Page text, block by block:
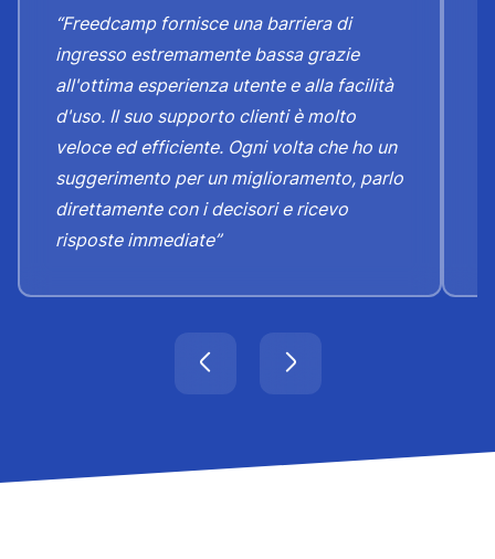
“Freedcamp fornisce una barriera di
ingresso estremamente bassa grazie
all'ottima esperienza utente e alla facilità
d'uso. Il suo supporto clienti è molto
veloce ed efficiente. Ogni volta che ho un
suggerimento per un miglioramento, parlo
direttamente con i decisori e ricevo
risposte immediate”